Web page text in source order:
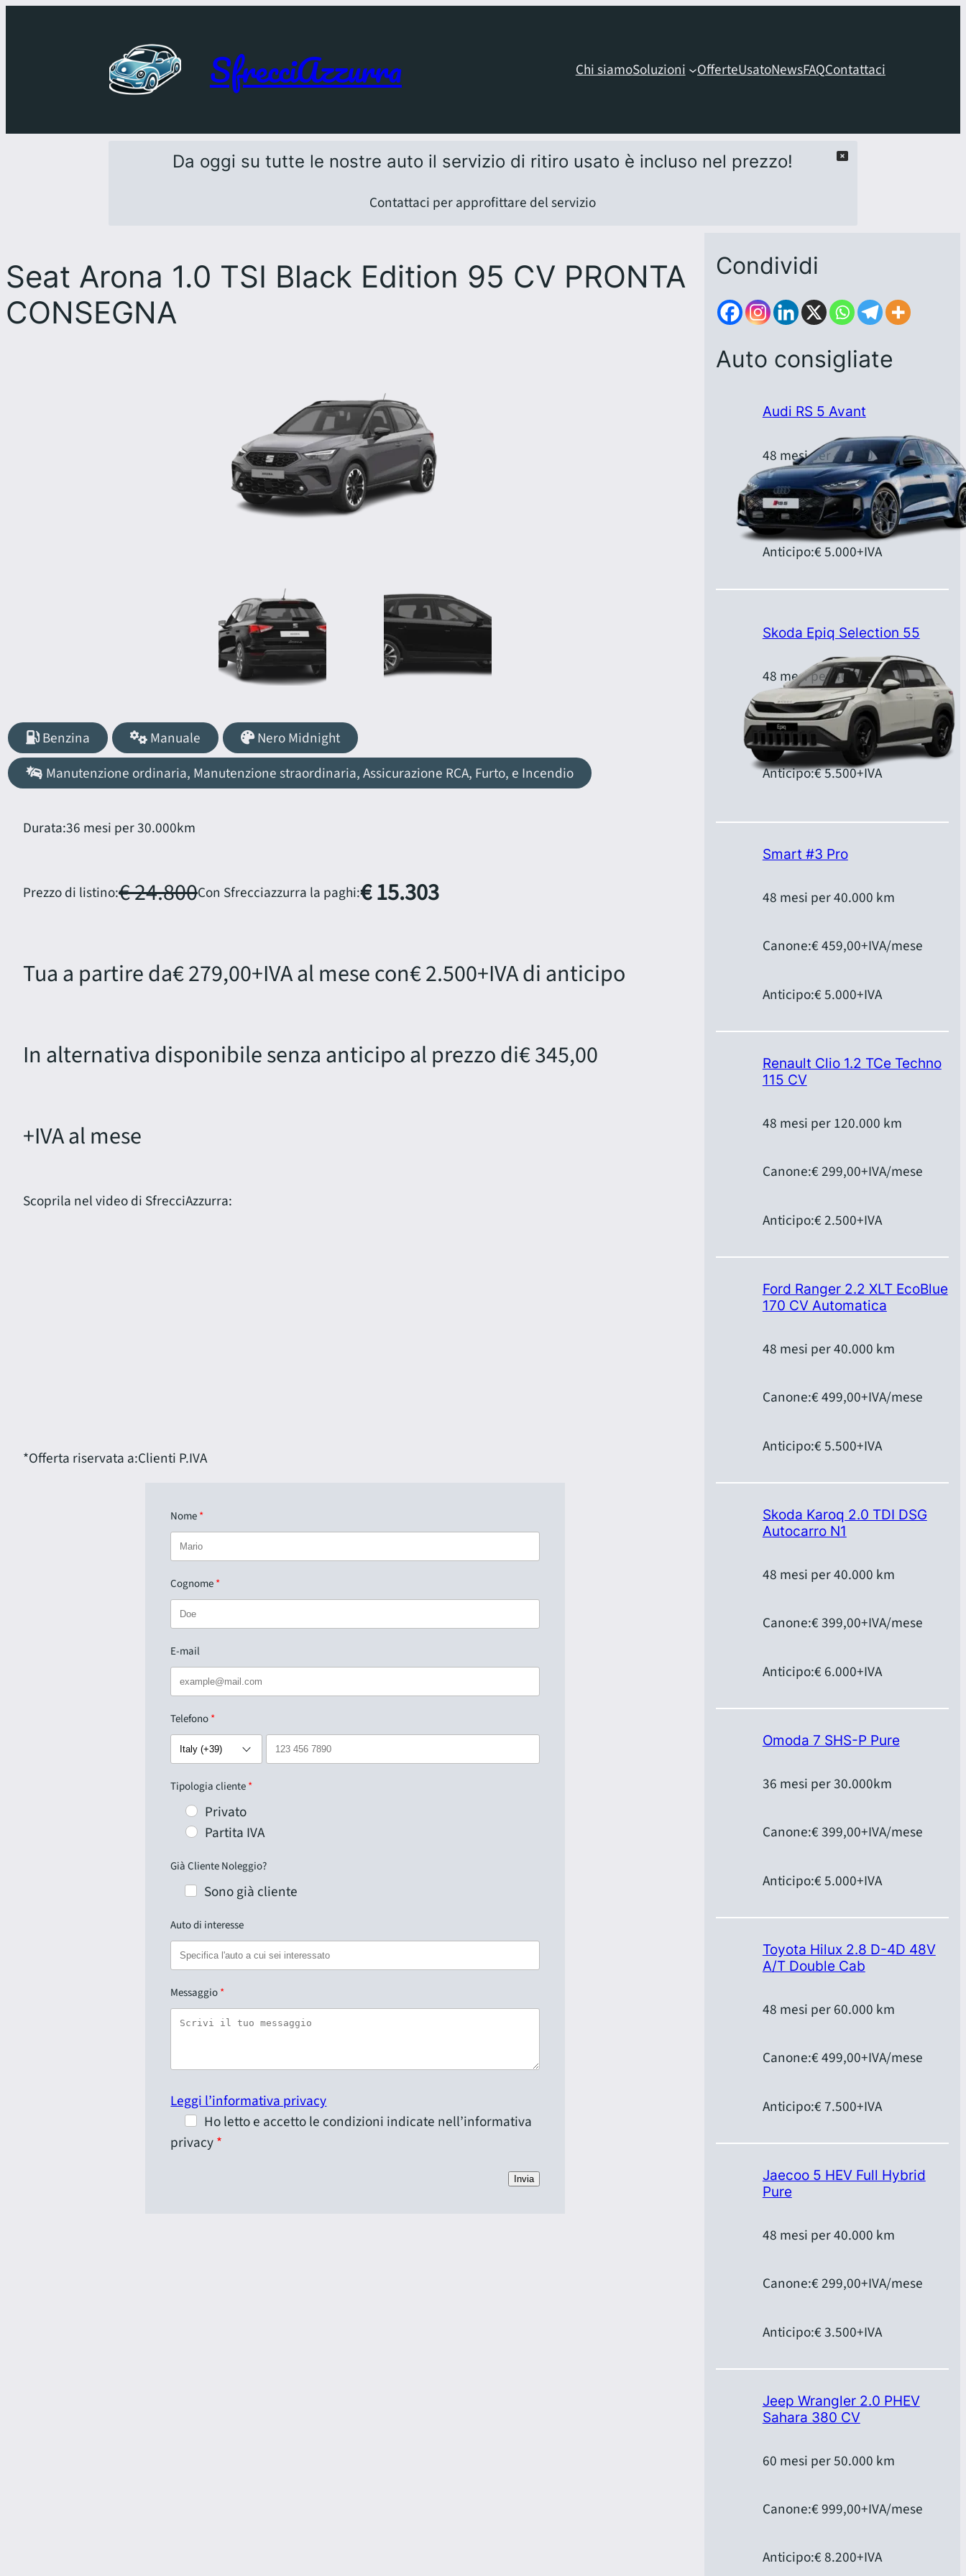
SfrecciAzzurra Chi siamoSoluzioni OfferteUsatoNewsFAQContattaci
Da oggi su tutte le nostre auto il servizio di ritiro usato è incluso nel prezzo!
Contattaci per approfittare del servizio
Seat Arona 1.0 TSI Black Edition 95 CV PRONTA
CONSEGNA
Benzina Manuale
Nero Midnight
Manutenzione ordinaria, Manutenzione straordinaria, Assicurazione RCA, Furto, e Incendio
Durata:36 mesi per 30.000km
Prezzo di listino:€ 24.800Con Sfrecciazzurra la paghi:€ 15.303
Tua a partire da€ 279,00+IVA al mese con€ 2.500+IVA di anticipo
In alternativa disponibile senza anticipo al prezzo di€ 345,00
+IVA al mese
Scoprila nel video di SfrecciAzzurra:
*Offerta riservata a:Clienti P.IVA
Nome
Cognome
E-mail
Telefono
Tipologia cliente
Privato
Partita IVA
Già Cliente Noleggio?
Sono già cliente
Auto di interesse
Messaggio
Leggi l’informativa privacy
Ho letto e accetto le condizioni indicate nell’informativa
privacy
Invia
Condividi
Auto consigliate
Audi RS 5 Avant
48 mesi per 40.000 km
Canone:€ 1.379,00+IVA/mese
Anticipo:€ 5.000+IVA
Skoda Epiq Selection 55
48 mesi per 40.000 km
Canone:€ 399,00+IVA/mese
Anticipo:€ 5.500+IVA
Smart #3 Pro
48 mesi per 40.000 km
Canone:€ 459,00+IVA/mese
Anticipo:€ 5.000+IVA
Renault Clio 1.2 TCe Techno
115 CV
48 mesi per 120.000 km
Canone:€ 299,00+IVA/mese
Anticipo:€ 2.500+IVA
Ford Ranger 2.2 XLT EcoBlue
170 CV Automatica
48 mesi per 40.000 km
Canone:€ 499,00+IVA/mese
Anticipo:€ 5.500+IVA
Skoda Karoq 2.0 TDI DSG
Autocarro N1
48 mesi per 40.000 km
Canone:€ 399,00+IVA/mese
Anticipo:€ 6.000+IVA
Omoda 7 SHS-P Pure
36 mesi per 30.000km
Canone:€ 399,00+IVA/mese
Anticipo:€ 5.000+IVA
Toyota Hilux 2.8 D-4D 48V
A/T Double Cab
48 mesi per 60.000 km
Canone:€ 499,00+IVA/mese
Anticipo:€ 7.500+IVA
Jaecoo 5 HEV Full Hybrid
Pure
48 mesi per 40.000 km
Canone:€ 299,00+IVA/mese
Anticipo:€ 3.500+IVA
Jeep Wrangler 2.0 PHEV
Sahara 380 CV
60 mesi per 50.000 km
Canone:€ 999,00+IVA/mese
Anticipo:€ 8.200+IVA